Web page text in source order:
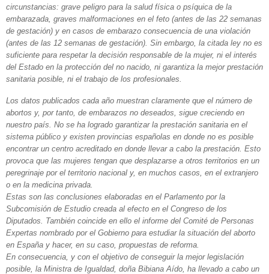
circunstancias: grave peligro para la salud física o psíquica de la
embarazada, graves malformaciones en el feto (antes de las 22 semanas
de gestación) y en casos de embarazo consecuencia de una violación
(antes de las 12 semanas de gestación). Sin embargo, la citada ley no es
suficiente para respetar la decisión responsable de la mujer, ni el interés
del Estado en la protección del no nacido, ni garantiza la mejor prestación
sanitaria posible, ni el trabajo de los profesionales.
Los datos publicados cada año muestran claramente que el número de
abortos y, por tanto, de embarazos no deseados, sigue creciendo en
nuestro país. No se ha logrado garantizar la prestación sanitaria en el
sistema público y existen provincias españolas en donde no es posible
encontrar un centro acreditado en donde llevar a cabo la prestación. Esto
provoca que las mujeres tengan que desplazarse a otros territorios en un
peregrinaje por el territorio nacional y, en muchos casos, en el extranjero
o en la medicina privada.
Estas son las conclusiones elaboradas en el Parlamento por la
Subcomisión de Estudio creada al efecto en el Congreso de los
Diputados. También coincide en ello el informe del Comité de Personas
Expertas nombrado por el Gobierno para estudiar la situación del aborto
en España y hacer, en su caso, propuestas de reforma.
En consecuencia, y con el objetivo de conseguir la mejor legislación
posible, la Ministra de Igualdad, doña Bibiana Aído, ha llevado a cabo un